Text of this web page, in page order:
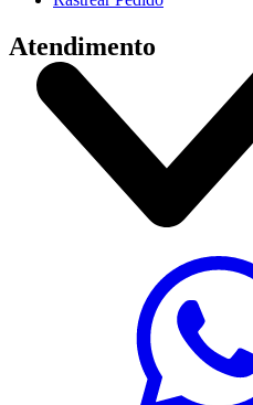
Atendimento